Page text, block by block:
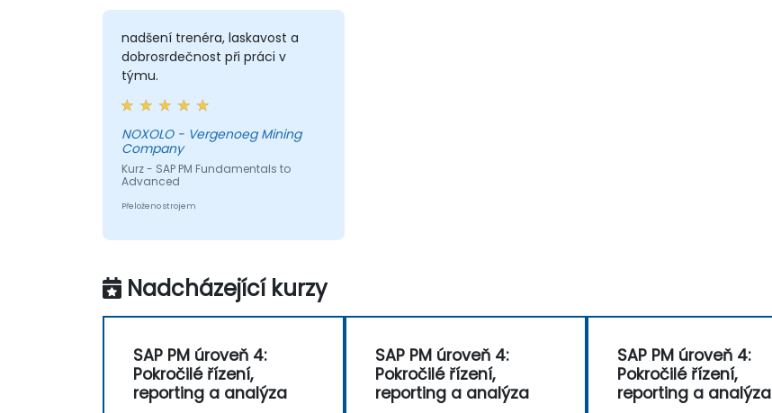
nadšení trenéra, laskavost a
dobrosrdečnost při práci v
týmu.
NOXOLO - Vergenoeg Mining
Company
Kurz - SAP PM Fundamentals to
Advanced
Přeloženo strojem
Nadcházející kurzy
SAP PM úroveň 4:
Pokročilé řízení,
reporting a analýza
SAP PM úroveň 4:
Pokročilé řízení,
reporting a analýza
SAP PM úroveň 4:
Pokročilé řízení,
reporting a analýza